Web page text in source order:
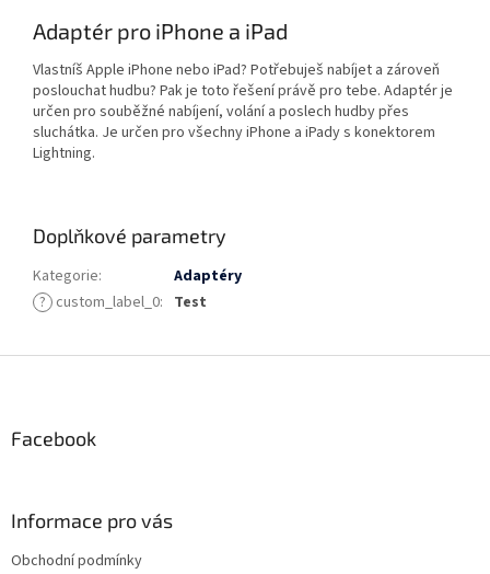
Adaptér pro iPhone a iPad
Vlastníš Apple iPhone nebo iPad? Potřebuješ nabíjet a zároveň
poslouchat hudbu? Pak je toto řešení právě pro tebe. Adaptér je
určen pro souběžné nabíjení, volání a poslech hudby přes
sluchátka. Je určen pro všechny iPhone a iPady s konektorem
Lightning.
Doplňkové parametry
Kategorie:
Adaptéry
? custom_label_0: Test
Facebook
Informace pro vás
Obchodní podmínky